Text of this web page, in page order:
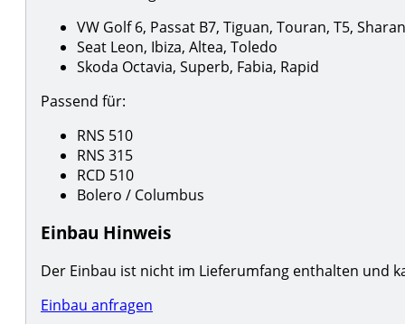
VW Golf 6, Passat B7, Tiguan, Touran, T5, Sharan
Seat Leon, Ibiza, Altea, Toledo
Skoda Octavia, Superb, Fabia, Rapid
Passend für:
RNS 510
RNS 315
RCD 510
Bolero / Columbus
Einbau Hinweis
Der Einbau ist nicht im Lieferumfang enthalten und
Einbau anfragen